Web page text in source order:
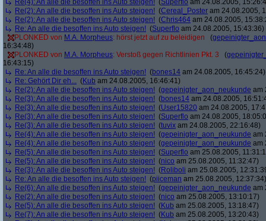
Re(4): An alle die besoffen ins Auto steigen! (Superflo am 24.08.2005,
Re(2): An alle die besoffen ins Auto steigen! (Cereal_Poster am 24.08.2005,
Re(2): An alle die besoffen ins Auto steigen! (Chris464 am 24.08.2005,
Re: An alle die besoffen ins Auto steigen! (Superflo am 24.08.2005, 15:43:36)
PLONKED von M.A. Morpheus: hörst jetzt auf zu beleidigen (
16:34:48)
PLONKED von M.A. Morpheus: Verstoß gegen Richtlinien Pkt. 3 (
16:43:15)
Re: An alle die besoffen ins Auto steigen! (bones14 am 24.08.2005, 16:45:24)
Re: Gehört Dir eh... (Kub am 24.08.2005, 16:46:41)
Re(2): An alle die besoffen ins Auto steigen! (gepeinigter_aon_neukunde am
Re(3): An alle die besoffen ins Auto steigen! (bones14 am 24.08.2005,
Re(3): An alle die besoffen ins Auto steigen! (User15820 am 24.08.2005,
Re(3): An alle die besoffen ins Auto steigen! (Superflo am 24.08.2005,
Re(3): An alle die besoffen ins Auto steigen! (tuvix am 24.08.2005, 22:16:48)
Re(4): An alle die besoffen ins Auto steigen! (gepeinigter_aon_neukunde am
Re(4): An alle die besoffen ins Auto steigen! (gepeinigter_aon_neukunde am
Re(5): An alle die besoffen ins Auto steigen! (Superflo am 25.08.2005,
Re(5): An alle die besoffen ins Auto steigen! (nico am 25.08.2005, 11:32:47)
Re(3): An alle die besoffen ins Auto steigen! (Roliboli am 25.08.2005,
Re: An alle die besoffen ins Auto steigen! (piiceman am 25.08.2005, 12:37:34)
Re(6): An alle die besoffen ins Auto steigen! (gepeinigter_aon_neukunde am
Re(2): An alle die besoffen ins Auto steigen! (nico am 25.08.2005, 13:10:17)
Re(5): An alle die besoffen ins Auto steigen! (Kub am 25.08.2005, 13:18:47)
Re(7): An alle die besoffen ins Auto steigen! (Kub am 25.08.2005, 13:20:43)